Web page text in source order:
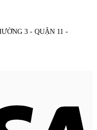
3 - QUẬN 11 -